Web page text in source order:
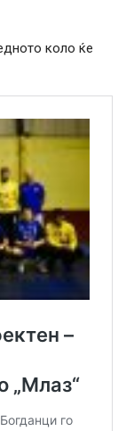
коло ќе